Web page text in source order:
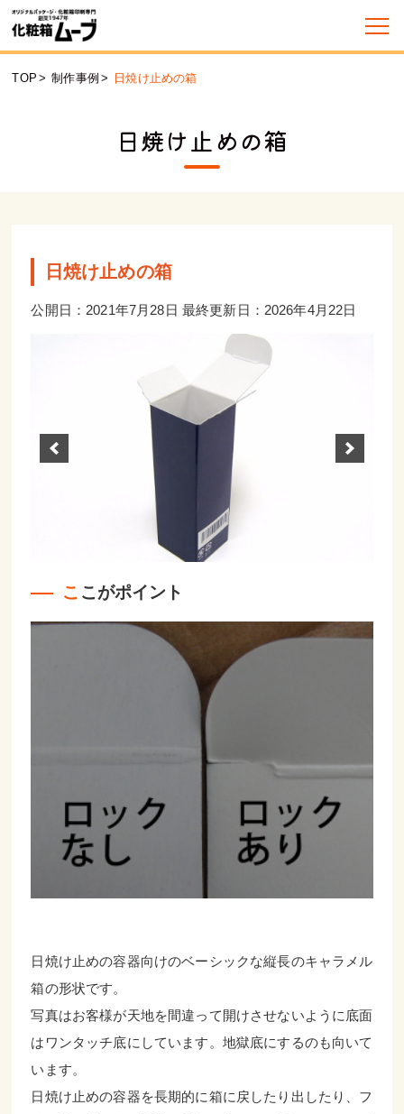
TOP > 制作事例 > 日焼け止めの箱
日焼け止めの箱
日焼け止めの箱
公開日：2021年7月28日 最終更新日：2026年4月22日
ここがポイント
日焼け止めの容器向けのベーシックな縦長のキャラメル
箱の形状です。
写真はお客様が天地を間違って開けさせないように底面
はワンタッチ底にしています。地獄底にするのも向いて
います。
日焼け止めの容器を長期的に箱に戻したり出したり、フ